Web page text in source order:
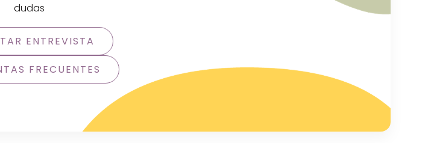
dudas
ENTREVISTA
FRECUENTES